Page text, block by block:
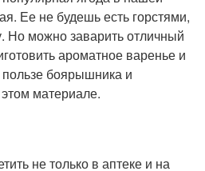
Ее не будешь есть горстями,
Но можно заварить отличный
ароматное варенье и
боярышника и
материале.
не только в аптеке и на